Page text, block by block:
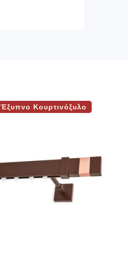
Έξυπνο Κουρτινόξυλο